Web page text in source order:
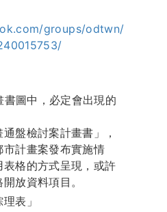
groups/odtwn/
圖中，必定會出現的
盤檢討案計畫書」，
計畫案發布實施情
格的方式呈現，或許
放資料項目。
表」